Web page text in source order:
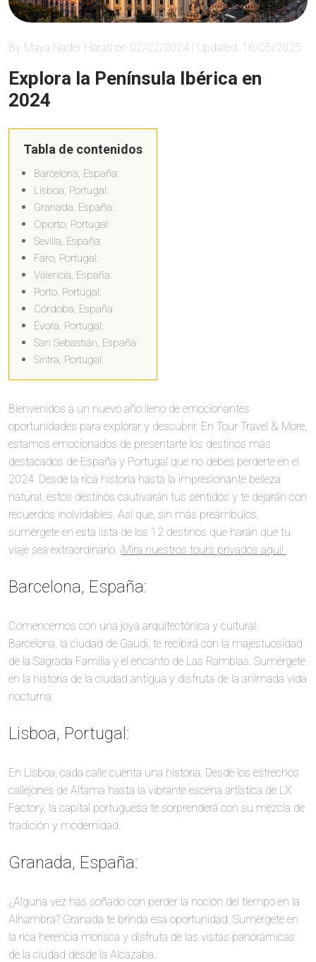
By Maya Nader Harati on 02/02/2024 | Updated: 16/05/2025
Explora la Península Ibérica en
2024
Tabla de contenidos
Barcelona, España:
Lisboa, Portugal:
Granada, España:
Oporto, Portugal:
Sevilla, España:
Faro, Portugal:
Valencia, España:
Porto, Portugal:
Córdoba, España:
Évora, Portugal:
San Sebastián, España:
Sintra, Portugal:
Bienvenidos a un nuevo año lleno de emocionantes
oportunidades para explorar y descubrir. En Tour Travel & More,
estamos emocionados de presentarte los destinos más
destacados de España y Portugal que no debes perderte en el
2024. Desde la rica historia hasta la impresionante belleza
natural, estos destinos cautivarán tus sentidos y te dejarán con
recuerdos inolvidables. Así que, sin más preámbulos,
sumérgete en esta lista de los 12 destinos que harán que tu
viaje sea extraordinario. ¡Mira nuestros tours privados aquí!
Barcelona, España:
Comencemos con una joya arquitectónica y cultural.
Barcelona, la ciudad de Gaudí, te recibirá con la majestuosidad
de la Sagrada Familia y el encanto de Las Ramblas. Sumérgete
en la historia de la ciudad antigua y disfruta de la animada vida
nocturna.
Lisboa, Portugal:
En Lisboa, cada calle cuenta una historia. Desde los estrechos
callejones de Alfama hasta la vibrante escena artística de LX
Factory, la capital portuguesa te sorprenderá con su mezcla de
tradición y modernidad.
Granada, España:
¿Alguna vez has soñado con perder la noción del tiempo en la
Alhambra? Granada te brinda esa oportunidad. Sumérgete en
la rica herencia morisca y disfruta de las vistas panorámicas
de la ciudad desde la Alcazaba.